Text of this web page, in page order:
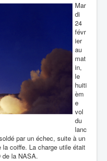
Mar
di
24
févr
ier
au
mat
in,
le
huiti
èm
e
vol
du
lanc
par un échec, suite à un
la coiffe. La charge utile était
la NASA.